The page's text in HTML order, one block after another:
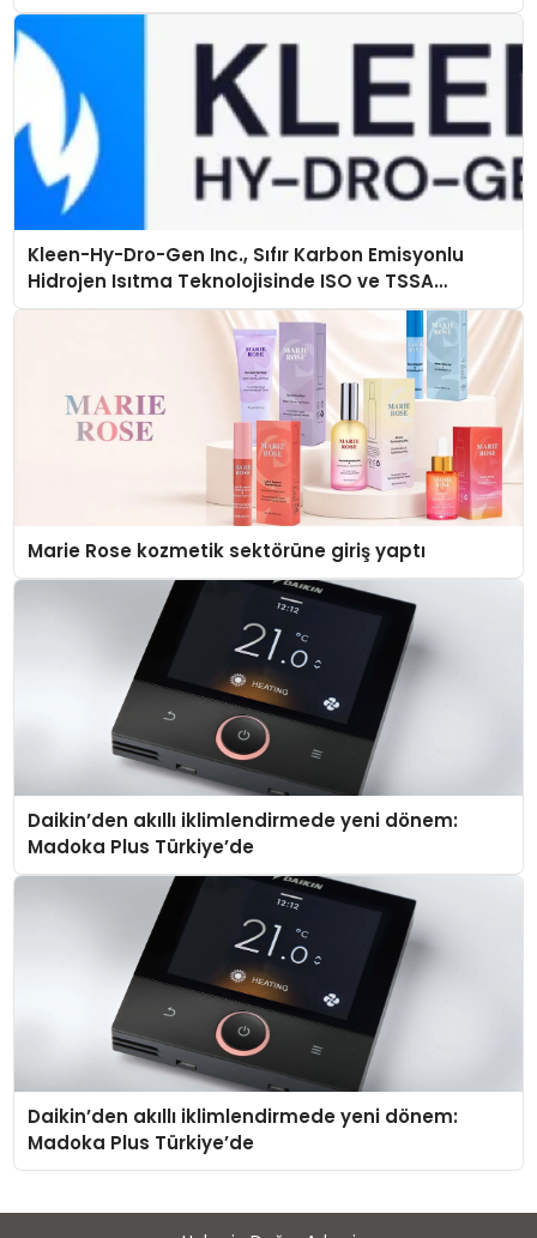
Kleen-Hy-Dro-Gen Inc., Sıfır Karbon Emisyonlu
Hidrojen Isıtma Teknolojisinde ISO ve TSSA
Düzenleyici Onaylarını Aldı
Marie Rose kozmetik sektörüne giriş yaptı
Daikin’den akıllı iklimlendirmede yeni dönem:
Madoka Plus Türkiye’de
Daikin’den akıllı iklimlendirmede yeni dönem:
Madoka Plus Türkiye’de